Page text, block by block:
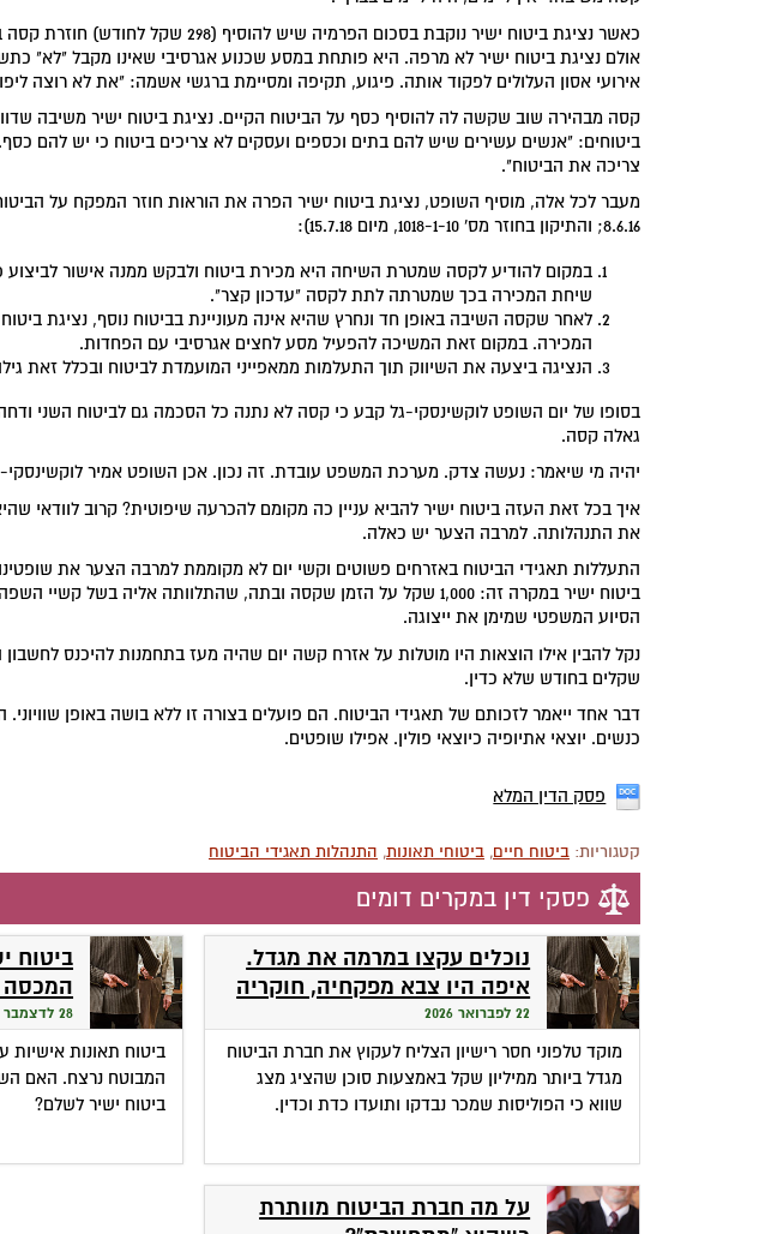
כאשר נציגת ביטוח ישיר נוקבת בסכום הפרמיה
אולם נציגת ביטוח ישיר לא מרפה. היא פותחת במסע שכנוע אגרסיבי שאינו מקבל "לא"
אירועי אסון העלולים לפקוד אותה. פיגוע, תקיפה ומסיימת ברגשי אשמה: "את לא רוצה
קסה מבהירה שוב שקשה לה להוסיף כסף על הביטוח הקיים. נציגת ביטוח ישיר משיבה
ביטוחים: "אנשים עשירים שיש להם בתים וכספים ועסקים לא צריכים ביטוח כי יש להם
צריכה את הביטוח".
8.6.16; והתיקון בחוזר מס' 1018-1-10, מיום 15.7.18):
במקום להודיע לקסה שמטרת השיחה היא מכירת ביטוח ולבקש ממנה אישור לביצוע
שיחת המכירה בכך שמטרתה לתת לקסה "עדכון קצר".
לאחר שקסה השיבה באופן חד ונחרץ שהיא אינה מעוניינת בביטוח נוסף, נציגת
המכירה. במקום זאת המשיכה להפעיל מסע לחצים אגרסיבי עם הפחדות.
הנציגה ביצעה את השיווק תוך התעלמות ממאפייני המועמדת לביטוח ובכלל זאת
בסופו של יום השופט לוקשינסקי-גל קבע כי קסה לא נתנה כל הסכמה גם לביטוח השני
גאלה קסה.
יהיה מי שיאמר: נעשה צדק. מערכת המשפט עובדת. זה נכון. אכן השופט אמיר לוקשינסקי-
איך בכל זאת העזה ביטוח ישיר להביא עניין כה מקומם להכרעה שיפוטית? קרוב לוודאי
את התנהלותה. למרבה הצער יש כאלה.
התעללות תאגידי הביטוח באזרחים פשוטים וקשי יום לא מקוממת למרבה הצער את
הסיוע המשפטי שמימן את ייצוגה.
נקל להבין אילו הוצאות היו מוטלות על אזרח קשה יום שהיה מעז בתחמנות להיכנס
שקלים בחודש שלא כדין.
דבר אחד ייאמר לזכותם של תאגידי הביטוח. הם פועלים בצורה זו ללא בושה באופן
כנשים. יוצאי אתיופיה כיוצאי פולין. אפילו שופטים.
פסק הדין המלא
קטגוריות: ביטוח חיים, ביטוחי תאונות, התנהלות תאגידי הביטוח
פסקי דין במקרים דומים
נוכלים עקצו במרמה את מגדל.
איפה היו צבא מפקחיה, חוקריה
ועורכי דינה?
22 לפברואר 2026
מוקד טלפוני חסר רישיון הצליח לעקוץ את חברת הביטוח
מגדל ביותר ממיליון שקל באמצעות סוכן שהציג מצג
שווא כי הפוליסות שמכר נבדקו ותועדו כדת וכדין.
ביטוח
המכסה
במשפט
שווא
28 לדצמבר 2025
ביטוח תאונות אישיות
המבוטח נרצח. האם
ביטוח ישיר לשלם?
על מה חברת הביטוח מוותרת